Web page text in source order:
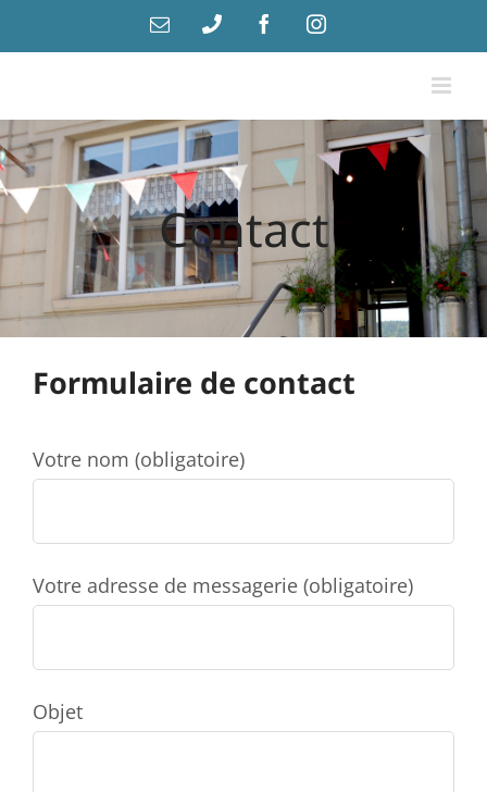
au
EmailTéléphone FacebookInstagram
Contact
Formulaire de contact
Votre nom (obligatoire)
Votre adresse de messagerie (obligatoire)
Objet